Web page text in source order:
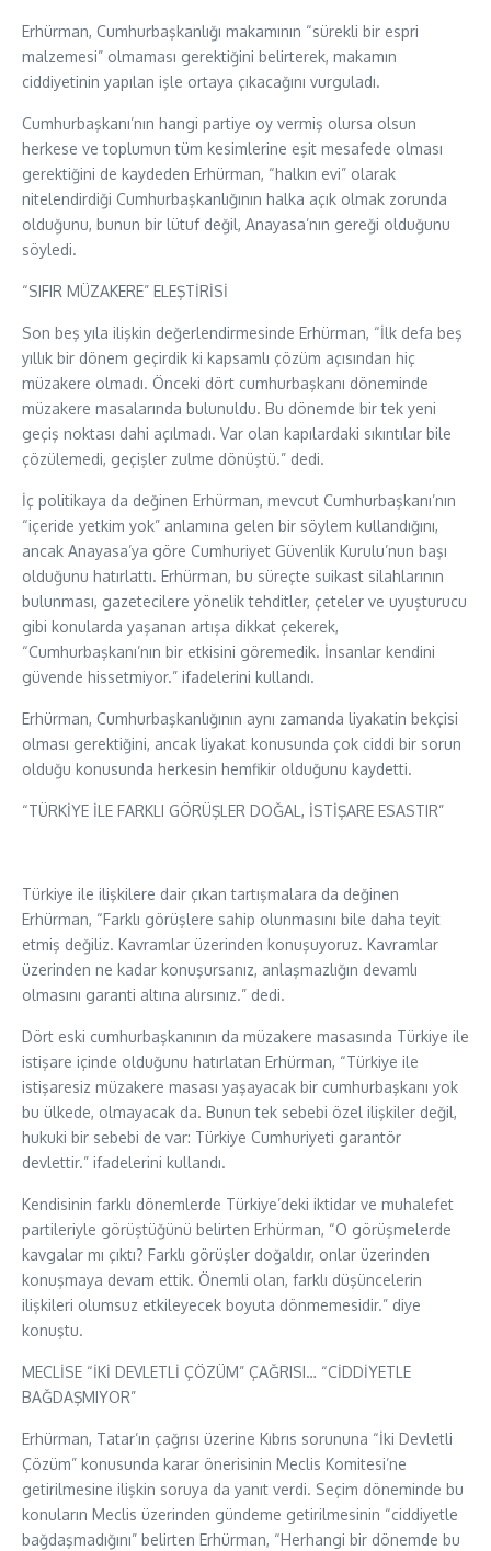
Erhürman, Cumhurbaşkanlığı makamının “sürekli bir espri
malzemesi” olmaması gerektiğini belirterek, makamın
ciddiyetinin yapılan işle ortaya çıkacağını vurguladı.
Cumhurbaşkanı’nın hangi partiye oy vermiş olursa olsun
herkese ve toplumun tüm kesimlerine eşit mesafede olması
gerektiğini de kaydeden Erhürman, “halkın evi” olarak
nitelendirdiği Cumhurbaşkanlığının halka açık olmak zorunda
olduğunu, bunun bir lütuf değil, Anayasa’nın gereği olduğunu
söyledi.
“SIFIR MÜZAKERE” ELEŞTİRİSİ
Son beş yıla ilişkin değerlendirmesinde Erhürman, “İlk defa beş
yıllık bir dönem geçirdik ki kapsamlı çözüm açısından hiç
müzakere olmadı. Önceki dört cumhurbaşkanı döneminde
müzakere masalarında bulunuldu. Bu dönemde bir tek yeni
geçiş noktası dahi açılmadı. Var olan kapılardaki sıkıntılar bile
çözülemedi, geçişler zulme dönüştü.” dedi.
İç politikaya da değinen Erhürman, mevcut Cumhurbaşkanı’nın
“içeride yetkim yok” anlamına gelen bir söylem kullandığını,
ancak Anayasa’ya göre Cumhuriyet Güvenlik Kurulu’nun başı
olduğunu hatırlattı. Erhürman, bu süreçte suikast silahlarının
bulunması, gazetecilere yönelik tehditler, çeteler ve uyuşturucu
gibi konularda yaşanan artışa dikkat çekerek,
“Cumhurbaşkanı’nın bir etkisini göremedik. İnsanlar kendini
güvende hissetmiyor.” ifadelerini kullandı.
Erhürman, Cumhurbaşkanlığının aynı zamanda liyakatin bekçisi
olması gerektiğini, ancak liyakat konusunda çok ciddi bir sorun
olduğu konusunda herkesin hemfikir olduğunu kaydetti.
“TÜRKİYE İLE FARKLI GÖRÜŞLER DOĞAL, İSTİŞARE ESASTIR”
Türkiye ile ilişkilere dair çıkan tartışmalara da değinen
Erhürman, “Farklı görüşlere sahip olunmasını bile daha teyit
etmiş değiliz. Kavramlar üzerinden konuşuyoruz. Kavramlar
üzerinden ne kadar konuşursanız, anlaşmazlığın devamlı
olmasını garanti altına alırsınız.” dedi.
Dört eski cumhurbaşkanının da müzakere masasında Türkiye ile
istişare içinde olduğunu hatırlatan Erhürman, “Türkiye ile
istişaresiz müzakere masası yaşayacak bir cumhurbaşkanı yok
bu ülkede, olmayacak da. Bunun tek sebebi özel ilişkiler değil,
hukuki bir sebebi de var: Türkiye Cumhuriyeti garantör
devlettir.” ifadelerini kullandı.
Kendisinin farklı dönemlerde Türkiye’deki iktidar ve muhalefet
partileriyle görüştüğünü belirten Erhürman, “O görüşmelerde
kavgalar mı çıktı? Farklı görüşler doğaldır, onlar üzerinden
konuşmaya devam ettik. Önemli olan, farklı düşüncelerin
ilişkileri olumsuz etkileyecek boyuta dönmemesidir.” diye
konuştu.
MECLİSE “İKİ DEVLETLİ ÇÖZÜM” ÇAĞRISI… “CİDDİYETLE
BAĞDAŞMIYOR”
Erhürman, Tatar’ın çağrısı üzerine Kıbrıs sorununa “İki Devletli
Çözüm” konusunda karar önerisinin Meclis Komitesi’ne
getirilmesine ilişkin soruya da yanıt verdi. Seçim döneminde bu
konuların Meclis üzerinden gündeme getirilmesinin “ciddiyetle
bağdaşmadığını” belirten Erhürman, “Herhangi bir dönemde bu